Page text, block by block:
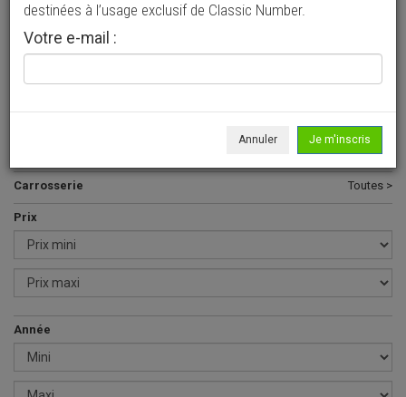
Ajouter une annonce
> Rechercher un véhicule
Tous >
Carrosserie Toutes >
Prix
Année
destinées à l’usage exclusif de Classic Number.
Votre e-mail :
Annuler Je m'inscris